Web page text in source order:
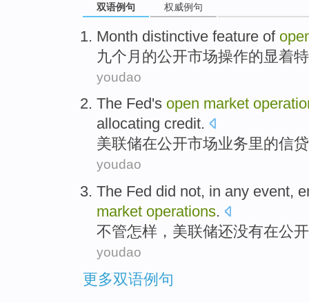
双语例句 权威例句
Month distinctive feature of
九个月 的公开市场操作的显着
youdao
The Fed's open market
allocating credit.
美联储在公开市场业务里的信贷
youdao
The Fed did not, in any event,
market operations.
不管怎样 ， 美联储还没有在公开
youdao
更多双语例句